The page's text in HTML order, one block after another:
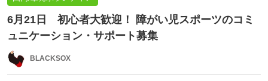
6月21日 初心者大歓迎！ 障がい児スポーツのコミ
ュニケーション・サポート募集
BLACKSOX